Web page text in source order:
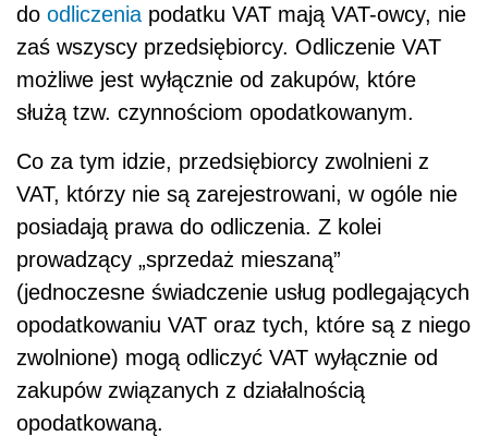
do odliczenia podatku VAT mają VAT-owcy, nie
zaś wszyscy przedsiębiorcy. Odliczenie VAT
możliwe jest wyłącznie od zakupów, które
służą tzw. czynnościom opodatkowanym.
Co za tym idzie, przedsiębiorcy zwolnieni z
VAT, którzy nie są zarejestrowani, w ogóle nie
posiadają prawa do odliczenia. Z kolei
prowadzący „sprzedaż mieszaną”
(jednoczesne świadczenie usług podlegających
opodatkowaniu VAT oraz tych, które są z niego
zwolnione) mogą odliczyć VAT wyłącznie od
zakupów związanych z działalnością
opodatkowaną.